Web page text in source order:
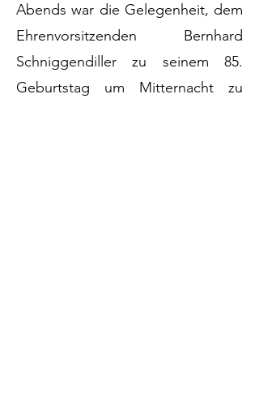
Abends war die Gelegenheit, dem
Ehrenvorsitzenden Bernhard
Schniggendiller zu seinem 85.
Geburtstag um Mitternacht zu